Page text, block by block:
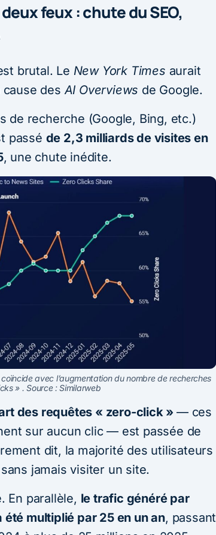
feux : chute du SEO,
brutal. Le New York Times aurait
cause desAI Overviews de Google.
de recherche (Google, Bing, etc.)
passé de 2,3 milliards de visites en
, une chute inédite.
avec l’augmentation du nombre de recherches
» . Source : Similarweb
des requêtes « zero-click »— ces
sur aucun clic — est passée de
dit, la majorité des utilisateurs
jamais visiter un site.
En parallèle, le trafic généré par
été multiplié par 25 en un an, passant